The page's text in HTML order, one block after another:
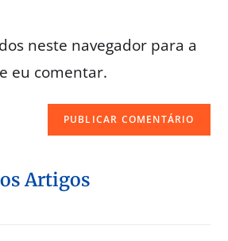
neste navegador para a
eu comentar.
Artigos